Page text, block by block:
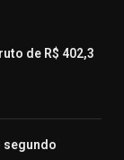
de R$ 402,3
segundo